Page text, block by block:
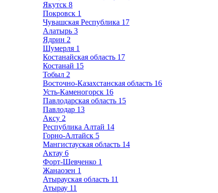
Якутск 8
Покровск 1
Чувашская Республика 17
Алатырь 3
Ядрин 2
Шумерля 1
Костанайская область 17
Костанай 15
Тобыл 2
Восточно-Казахстанская область 16
Усть-Каменогорск 16
Павлодарская область 15
Павлодар 13
Аксу 2
Республика Алтай 14
Горно-Алтайск 5
Мангистауская область 14
Актау 6
Форт-Шевченко 1
Жанаозен 1
Атырауская область 11
Атырау 11